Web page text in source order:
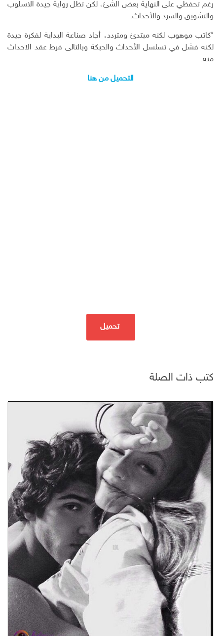
رغم تحفظي على النهاية بعض الشئ، لكن تظل رواية جيدة الاسلوب
والتشويق والسرد والأحداث.
*كاتب موهوب لكنه مبتدئ ومتردد، أجاد صناعة البداية لفكرة جيدة
لكنه فشل في تسلسل الأحداث والحبكة وبالتالى فرط عقد الاحداث
منه.
التحميل من هنا
تحميل
كتب ذات الصلة